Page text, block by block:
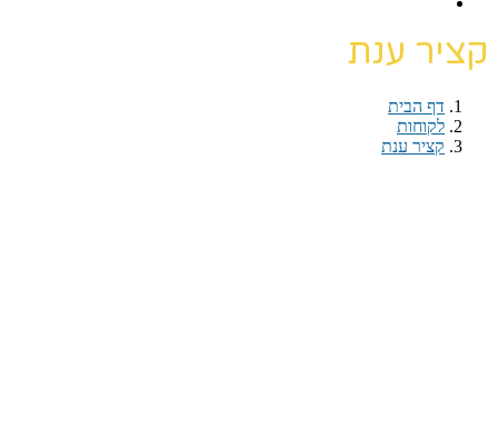
קציר ענת
דף הבית
לקוחות
קציר ענת